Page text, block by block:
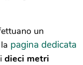
un
pagina dedicata
dieci metri